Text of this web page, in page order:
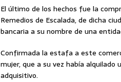
El último de los hechos fue la
Remedios de Escalada, de dicha
bancaria a su nombre de una
Confirmada la estafa a este
mujer, que a su vez había
adquisitivo.